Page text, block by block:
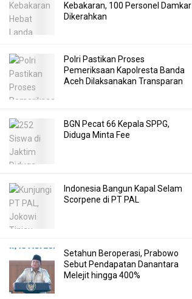
Kebakaran, 100 Personel Damkar
Dikerahkan
Polri Pastikan Proses
Pemeriksaan Kapolresta Banda
Aceh Dilaksanakan Transparan
BGN Pecat 66 Kepala SPPG,
Diduga Minta Fee
Indonesia Bangun Kapal Selam
Scorpene di PT PAL
Setahun Beroperasi, Prabowo
Sebut Pendapatan Danantara
Melejit hingga 400%